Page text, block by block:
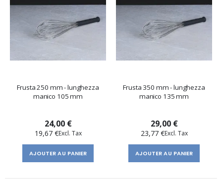
Frusta 250 mm - lunghezza
manico 105 mm
24,00 €
19,67 €
AJOUTER AU PANIER
Frusta 350 mm - lunghezza
manico 135 mm
29,00 €
23,77 €
AJOUTER AU PANIER